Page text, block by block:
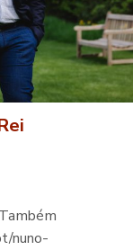
nuno-